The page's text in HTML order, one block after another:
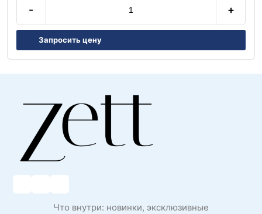
- +
Запросить цену
Что внутри: новинки, эксклюзивные